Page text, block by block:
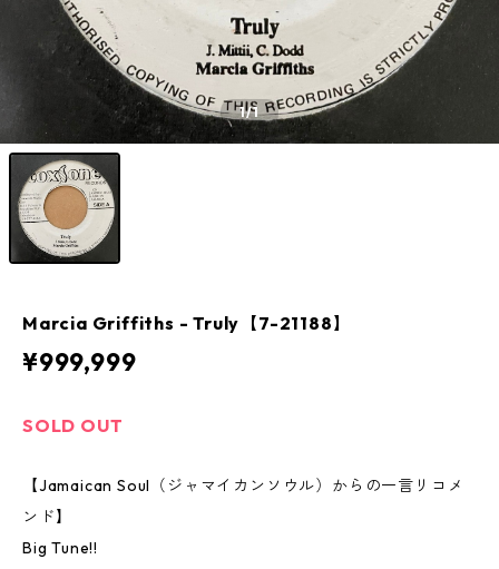
1/1
Marcia Griffiths - Truly【7-21188】
¥999,999
SOLD OUT
【Jamaican Soul（ジャマイカンソウル）からの一言リコメ
ンド】
Big Tune!!